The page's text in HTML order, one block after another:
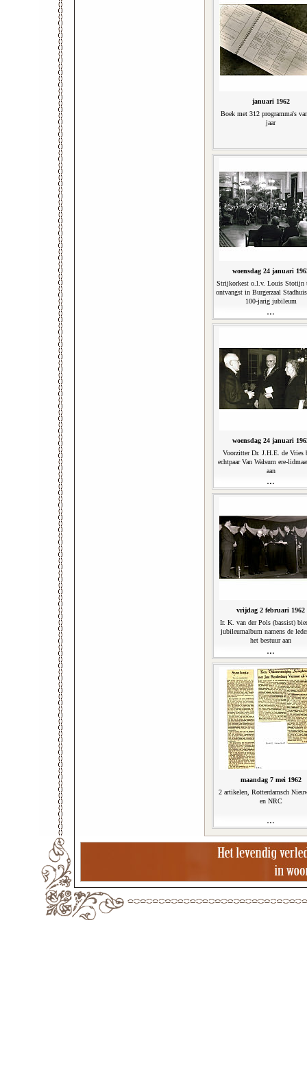
januari 1962
Boek met 312 programma's
jaar
woensdag 24 januari
Strijkorkest o.l.v. Louis Stotijn
ontvangst in Burgerzaal
100-jarig jubileum
woensdag 24 januari
Voorzitter Dr. J.H.E. de Vries
echtpaar Van Walsum ere-
aan
vrijdag 2 februari 1962
Ir. K. van der Pols (bassist)
jubileumalbum namens de
het bestuur aan
maandag 7 mei 1962
2 artikelen, Rotterdamsch
en NRC